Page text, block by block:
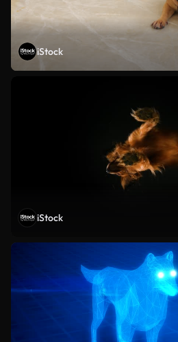
iStock
iStock